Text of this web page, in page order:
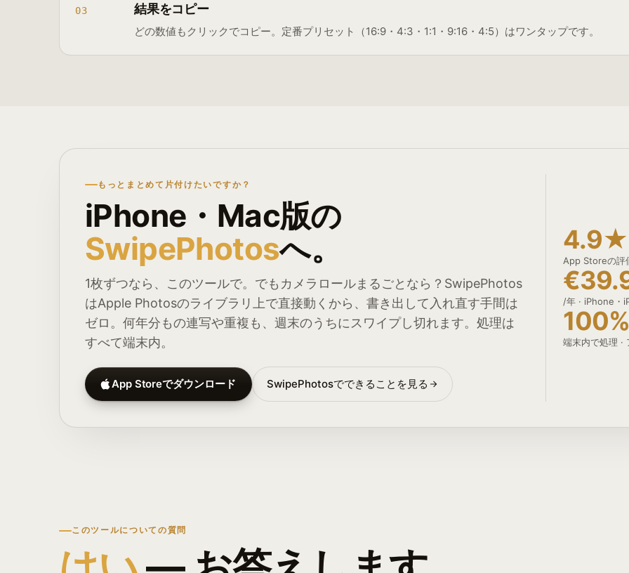
03 結果をコピー
どの数値もクリックでコピー。定番プリセット（16:9・4:3・1:1・9:16・4:5）はワンタップです。
もっとまとめて片付けたいですか？
iPhone・Mac版の
SwipePhotosへ。
1枚ずつなら、このツールで。でもカメラロールまるごとなら？SwipePhotos
はApple Photosのライブラリ上で直接動くから、書き出して入れ直す手間は
ゼロ。何年分もの連写や重複も、週末のうちにスワイプし切れます。処理は
すべて端末内。
App Storeでダウンロード SwipePhotosでできることを見る
4.9★
App Storeの評
/年 · iPhone・
端末内で処理 ·
このツールについての質問